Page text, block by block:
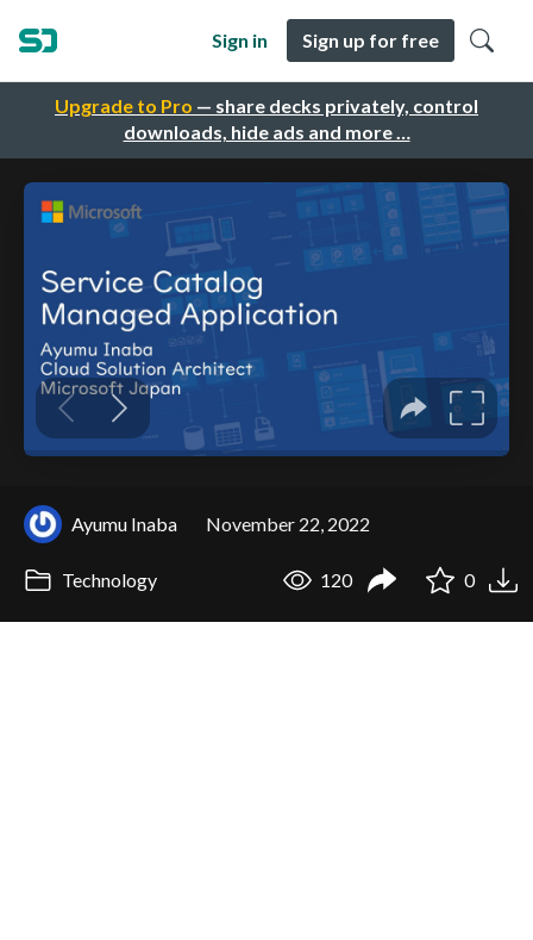
Upgrade to Pro — share decks privately, control
downloads, hide ads and more …
Sign in Sign up for free
Ayumu Inaba November 22, 2022
Technology 120 0